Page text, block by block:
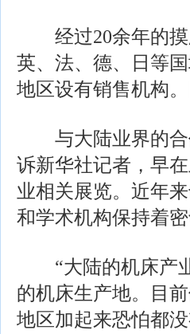
经过20余年的摸
英、法、德、日等
地区设有销售机构
与大陆业界的合
诉新华社记者，早
业相关展览。近年
和学术机构保持着
“大陆的机床产业
的机床生产地。目
地区加起来恐怕都